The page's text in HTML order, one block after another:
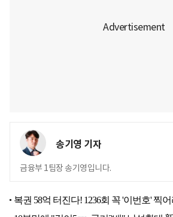
송기영 기자
금융부 1팀장 송기영입니다.